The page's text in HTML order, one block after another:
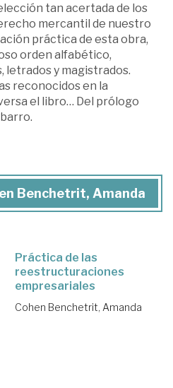
tan acertada de los
mercantil de nuestro
práctica de esta obra,
orden alfabético,
letrados y magistrados.
reconocidos en la
el libro… Del prólogo
Benchetrit, Amanda
Práctica de las
reestructuraciones
empresariales
Cohen Benchetrit, Amanda